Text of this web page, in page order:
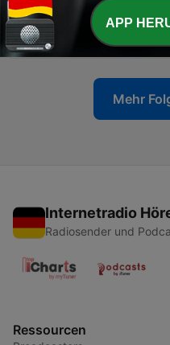
105 - قسمت بیست و چهارم
29 Aug. 2025
Mehr
Internetradio
Radiosender und
Ressourcen
APP